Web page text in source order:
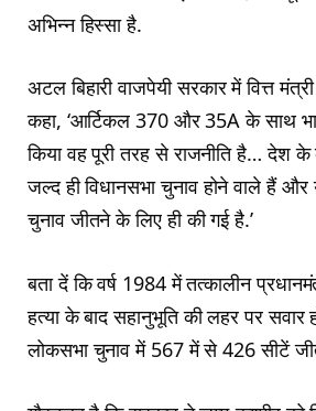
अभिन्न हिस्सा है.
अटल बिहारी वाजपेयी सरकार में वित्त
कहा, ‘आर्टिकल 370 और 35A के साथ
किया वह पूरी तरह से राजनीति है… देश
जल्द ही विधानसभा चुनाव होने वाले हैं और
चुनाव जीतने के लिए ही की गई है.’
बता दें कि वर्ष 1984 में तत्कालीन
हत्या के बाद सहानुभूति की लहर पर सवार
लोकसभा चुनाव में 567 में से 426 सीटें